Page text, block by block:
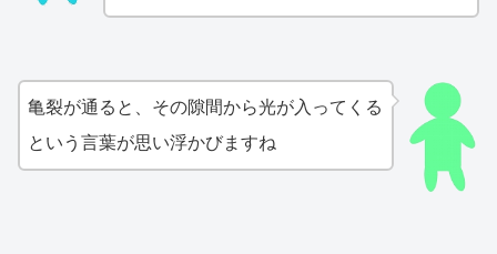
亀裂が通ると、その隙間から光が入ってくる
という言葉が思い浮かびますね